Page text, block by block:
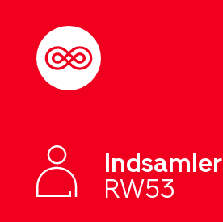
Indsamler
RW53